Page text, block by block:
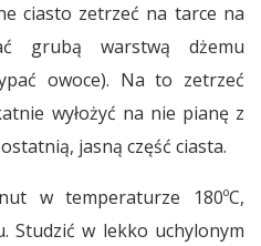
ciasto zetrzeć na tarce na
grubą warstwą dżemu
owoce). Na to zetrzeć
wyłożyć na nie pianę z
jasną część ciasta.
w temperaturze 180ºC,
Studzić w lekko uchylonym